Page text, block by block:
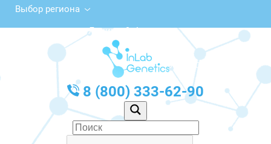
Выбор региона
ул. Ленина, 9, Алдан
с 10:00 до 20:00
График работы: Пн-Пт с 10:00 до 20:00
8 (800) 333-62-90